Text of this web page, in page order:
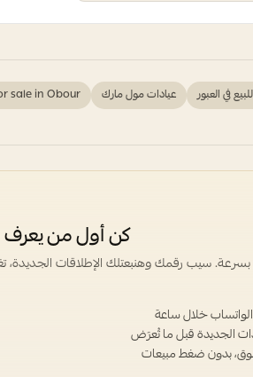
في العبور عيادات مول مارك sale in Obour
كن أول من يعرف
بسرعة. سيب رقمك وهنبعتلك الإطلاقات
خلال ساعة
الجديدة قبل ما تُعرَض
بدون ضغط مبيعات